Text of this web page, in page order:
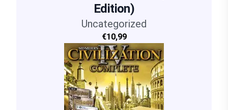
Edition)
Uncategorized
€10,99